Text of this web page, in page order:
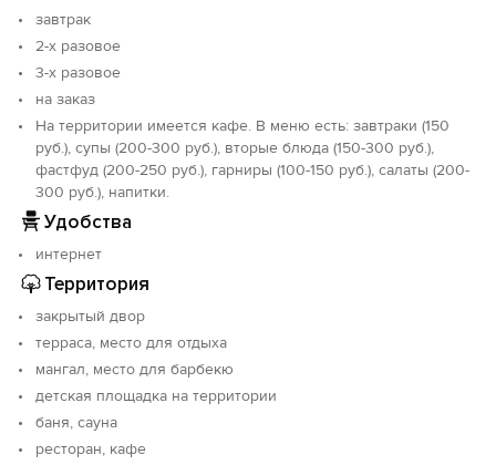
где сохранились христианские храмы и языческие
постройки.
- Нижне‑Архызский музей САО РАН - здесь
представлены археологические экспонаты, большая
часть которых связана с историей Архызской
обсерватории.
- Музей аланской культуры - знакомит посетителей с
прошлым и обычаями Аланского государства.
- Астрофизическая обсерватория РАН - проводит
наблюдения за ночным небом.
Природные достопримечательности региона тоже
заслуживают внимания:
- Баритовый водопад - впечатляющее зрелище: вода
обрушивается вниз с высоты 30 м.
- Софийское ущелье - место с потрясающими
горными видами, где можно увидеть Софийские
водопады и пройти через перевал Софийское седло.
завтрак
2-х разовое
3-х разовое
на заказ
На территории имеется кафе. В меню есть: завтраки (150
руб.), супы (200-300 руб.), вторые блюда (150-300 руб.),
фастфуд (200-250 руб.), гарниры (100-150 руб.), салаты (200-
300 руб.), напитки.
Удобства
интернет
Территория
закрытый двор
терраса, место для отдыха
мангал, место для барбекю
детская площадка на территории
баня, сауна
ресторан, кафе